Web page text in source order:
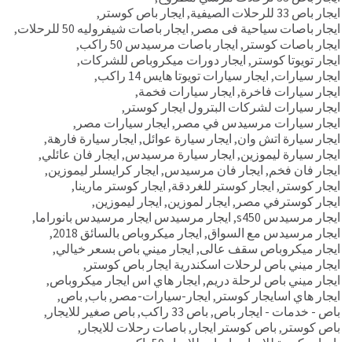
ايجار باص 33 للرحلات الصيفية
, ايجار باص كوستر ,
ايجار باصات سياحية فى مصر , ايجار باصات شيفروليه 50 للرحلات
,
ايجار باصات كوستر , ايجار باصات مرسيدس 50 راكب
,
ايجار تويوتا كوستر , ايجار دورات ميكروباص للشركات,
ايجار سيارات, ايجار سيارات تويوتا هايس 14 راكب
,
ايجار سيارات فاخرة, ايجار سيارات فخمة,
ايجار سيارات لشركات البترول ايجار كوستر ,
ايجار سيارات مرسيدس في مصر , ايجار سيارات مصر ,
ايجار سيارة اتش وان, ايجار سيارة عوائل, ايجار سيارة فارهة,
ايجار سيارة ليموزين, ايجار سيارة مرسيدس, ايجار فان عائلي,
ايجار فان فخم, ايجار فان مرسيدس, ايجار كرايسلر ليموزين,
ايجار كوستر , ايجار كوستر للغردقة, ايجار كوستر مارينا,
ايجار كوسترفي مصر , ايجار لموزين, ايجار ليموزين,
ايجار مرسيدس s450
, ايجار مرسيدس ايجار مرسيدس بانوراما,
ايجار مرسيدس مع السواق, ايجار ميكروباص بالسائق 2018
,
ايجار ميكروباص سقف عالى, ايجار ميني باص بسعر خيالي,
ايجار ميني باص لرحلات اسكندرية ايجار باص كوستر ,
ايجار ميني باص لرحلة دريم, ايجار هاي اس ايجار ميكروباص,
ايجار هاي اسايجار كوستر , ايجار-سيارات-مصر , باب, باص,
باص - خدمات - ايجار باص, باص 33 راكب , باص صغير للايجار ,
باص كوستر , باص كوستر ايجار , باصات رحلات للايجار ,